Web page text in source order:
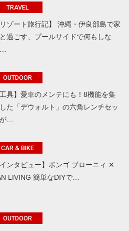
TRAVEL
リゾート旅行記】 沖縄・伊良部島で家
過ごす、プールサイドで何もしな
OUTDOOR
工具】愛車のメンテにも！8機能を集
た「デウォルト」の六角レンチセッ
…
CAR & BIKE
インタビュー】ボンゴ ブローニィ ✕
LIVING 簡単なDIYで…
OUTDOOR